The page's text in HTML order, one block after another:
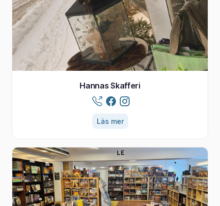
Hannas Skafferi
Läs mer